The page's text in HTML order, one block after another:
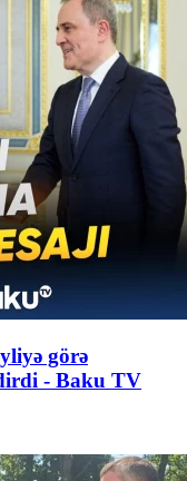
görə
- Baku TV